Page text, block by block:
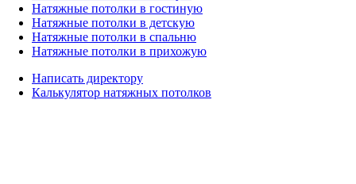
Натяжные потолки в гостиную
Натяжные потолки в детскую
Натяжные потолки в спальню
Натяжные потолки в прихожую
Написать директору
Калькулятор натяжных потолков